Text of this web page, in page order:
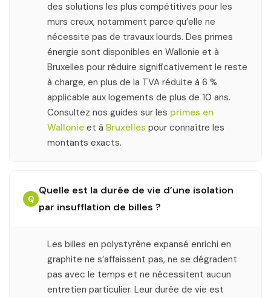
des solutions les plus compétitives pour les
murs creux, notamment parce qu’elle ne
nécessite pas de travaux lourds. Des primes
énergie sont disponibles en Wallonie et à
Bruxelles pour réduire significativement le reste
à charge, en plus de la TVA réduite à 6 %
applicable aux logements de plus de 10 ans.
Consultez nos guides sur les primes en
Wallonie et à Bruxelles pour connaître les
montants exacts.
Q
Quelle est la durée de vie d’une isolation
par insufflation de billes ?
Les billes en polystyrène expansé enrichi en
graphite ne s’affaissent pas, ne se dégradent
pas avec le temps et ne nécessitent aucun
entretien particulier. Leur durée de vie est